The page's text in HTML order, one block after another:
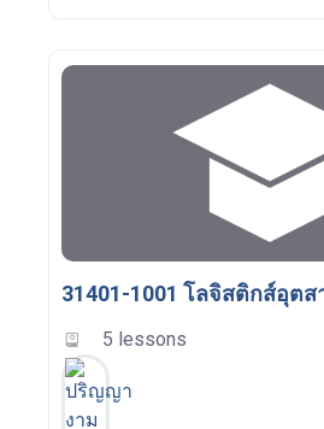
31401-1001 โลจิสติกส์อุตส
5 lessons